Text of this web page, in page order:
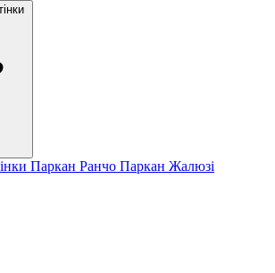
Паркан Ранчо Паркан Жалюзі